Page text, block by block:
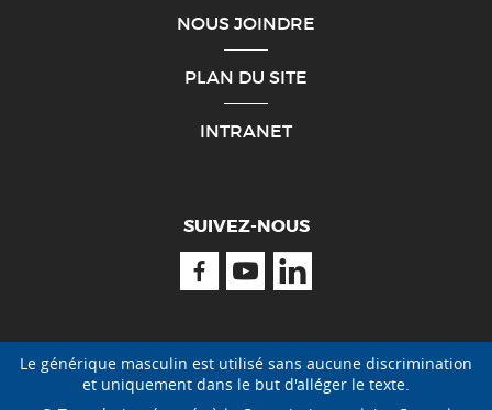
NOUS JOINDRE
PLAN DU SITE
INTRANET
SUIVEZ-NOUS
FacebookYoutubeLinkedin
Le générique masculin est utilisé sans aucune discrimination
et uniquement dans le but d'alléger le texte.